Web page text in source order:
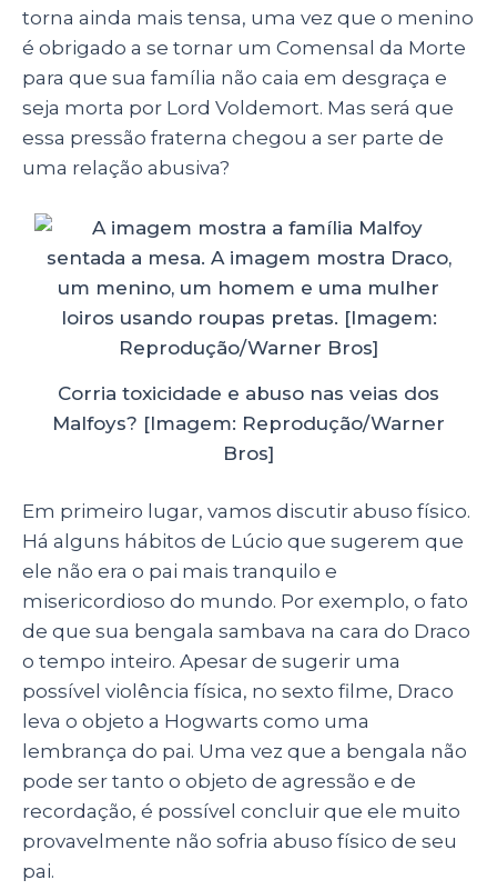
torna ainda mais tensa, uma vez que o menino
é obrigado a se tornar um Comensal da Morte
para que sua família não caia em desgraça e
seja morta por Lord Voldemort. Mas será que
essa pressão fraterna chegou a ser parte de
uma relação abusiva?
Corria toxicidade e abuso nas veias dos
Malfoys? [Imagem: Reprodução/Warner
Bros]
Em primeiro lugar, vamos discutir abuso físico.
Há alguns hábitos de Lúcio que sugerem que
ele não era o pai mais tranquilo e
misericordioso do mundo. Por exemplo, o fato
de que sua bengala sambava na cara do Draco
o tempo inteiro. Apesar de sugerir uma
possível violência física, no sexto filme, Draco
leva o objeto a Hogwarts como uma
lembrança do pai. Uma vez que a bengala não
pode ser tanto o objeto de agressão e de
recordação, é possível concluir que ele muito
provavelmente não sofria abuso físico de seu
pai.